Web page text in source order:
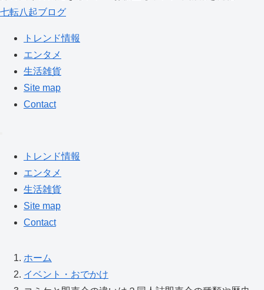
七転八起ブログ
トレンド情報
エンタメ
生活雑貨
Site map
Contact
トレンド情報
エンタメ
生活雑貨
Site map
Contact
ホーム
イベント・おでかけ